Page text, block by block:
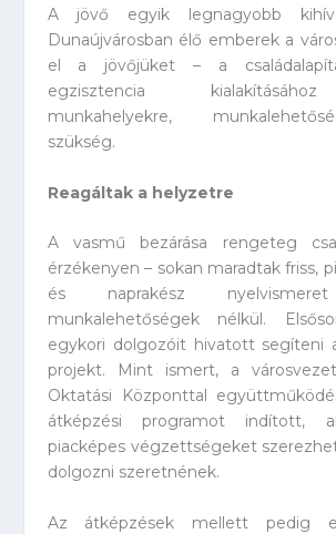
A jövő egyik legnagyobb
Dunaújvárosban élő emberek a
el a jövőjüket – a
egzisztencia
munkahelyekre,
szükség.
Reagáltak a helyzetre
A vasmű bezárása rengeteg
érzékenyen – sokan maradtak friss,
és naprakész
munkalehetőségek nélkül.
egykori dolgozóit hivatott segíteni
projekt. Mint ismert, a
Oktatási Központtal
átképzési programot indított,
piacképes végzettségeket
dolgozni szeretnének.
Az átképzések mellett pedig